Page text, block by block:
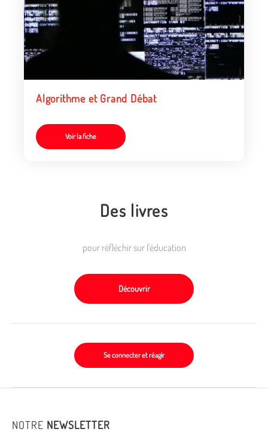
Algorithme et Grand Débat
Voir la fiche
Des livres
pour réfléchir sur l'éducation
Découvrir
Se connecter et réagir
NOTRE NEWSLETTER